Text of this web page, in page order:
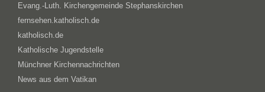
Evang.-Luth. Kirchengemeinde Stephanskirchen
fernsehen.katholisch.de
katholisch.de
Katholische Jugendstelle
Münchner Kirchennachrichten
News aus dem Vatikan